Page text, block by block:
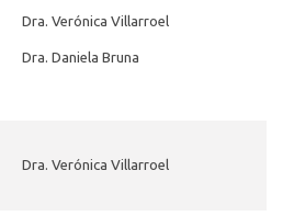
Dra. Verónica Villarroel
Dra. Daniela Bruna
Dra. Verónica Villarroel